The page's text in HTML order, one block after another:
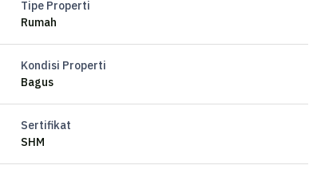
Tipe Properti
Rumah
Kondisi Properti
Bagus
Sertifikat
SHM